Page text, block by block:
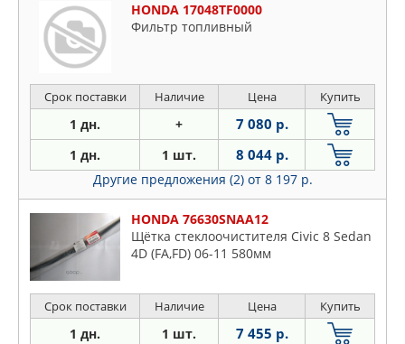
HONDA 17048TF0000
Фильтр топливный
Срок поставки Наличие Цена Купить
1 дн. + 7 080 р.
1 дн. 1 шт. 8 044 р.
Другие предложения (2) от 8 197 р.
HONDA 76630SNAA12
Щётка стеклоочистителя Civic 8 Sedan
4D (FA,FD) 06-11 580мм
Срок поставки Наличие Цена Купить
1 дн. 1 шт. 7 455 р.